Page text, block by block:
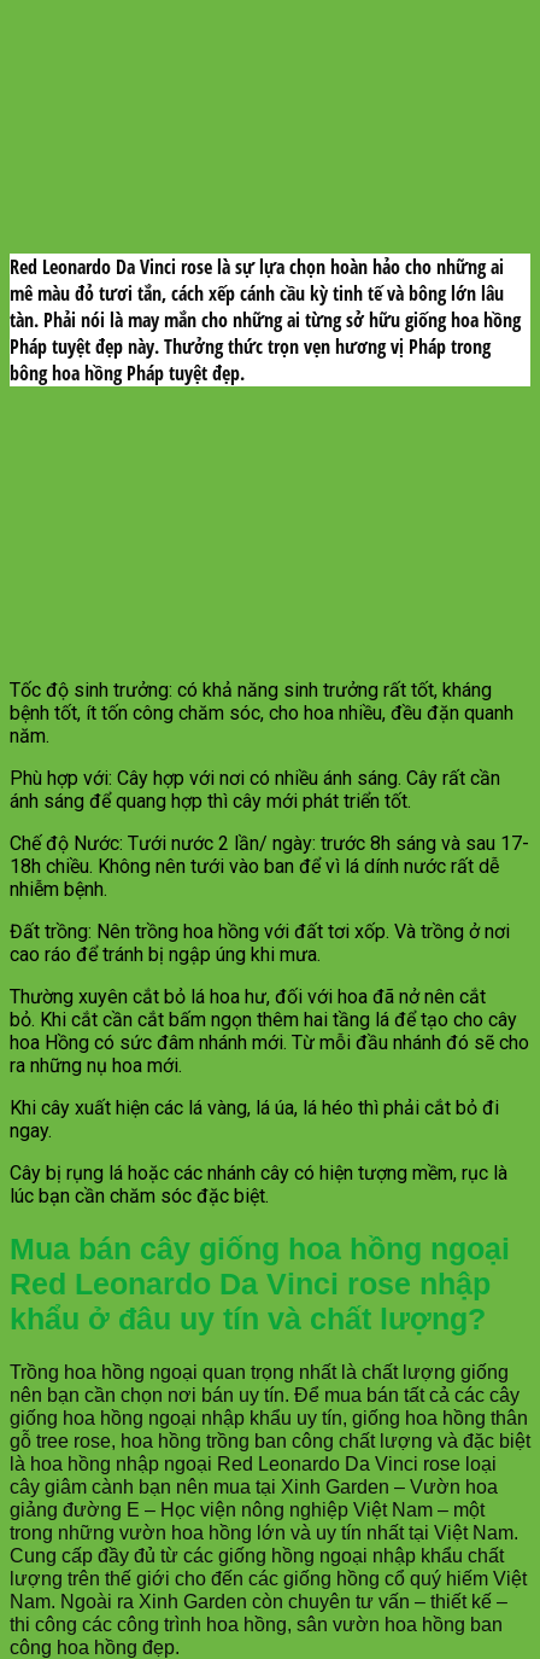
Red Leonardo Da Vinci rose là sự lựa chọn hoàn hảo cho những ai
mê màu đỏ tươi tắn, cách xếp cánh cầu kỳ tinh tế và bông lớn lâu
tàn. Phải nói là may mắn cho những ai từng sở hữu giống hoa hồng
Pháp tuyệt đẹp này. Thưởng thức trọn vẹn hương vị Pháp trong
bông hoa hồng Pháp tuyệt đẹp.
Tốc độ sinh trưởng: có khả năng sinh trưởng rất tốt, kháng
bệnh tốt, ít tốn công chăm sóc, cho hoa nhiều, đều đặn quanh
năm.
Phù hợp với: Cây hợp với nơi có nhiều ánh sáng. Cây rất cần
ánh sáng để quang hợp thì cây mới phát triển tốt.
Chế độ Nước: Tưới nước 2 lần/ ngày: trước 8h sáng và sau 17-
18h chiều. Không nên tưới vào ban để vì lá dính nước rất dễ
nhiễm bệnh.
Đất trồng: Nên trồng hoa hồng với đất tơi xốp. Và trồng ở nơi
cao ráo để tránh bị ngập úng khi mưa.
Thường xuyên cắt bỏ lá hoa hư, đối với hoa đã nở nên cắt
bỏ. Khi cắt cần cắt bấm ngọn thêm hai tầng lá để tạo cho cây
hoa Hồng có sức đâm nhánh mới. Từ mỗi đầu nhánh đó sẽ cho
ra những nụ hoa mới.
Khi cây xuất hiện các lá vàng, lá úa, lá héo thì phải cắt bỏ đi
ngay.
Cây bị rụng lá hoặc các nhánh cây có hiện tượng mềm, rục là
lúc bạn cần chăm sóc đặc biệt.
Mua bán cây giống hoa hồng ngoại
Red Leonardo Da Vinci rose nhập
khẩu ở đâu uy tín và chất lượng?
Trồng hoa hồng ngoại quan trọng nhất là chất lượng giống
nên bạn cần chọn nơi bán uy tín. Để mua bán tất cả các cây
giống hoa hồng ngoại nhập khẩu uy tín, giống hoa hồng thân
gỗ tree rose, hoa hồng trồng ban công chất lượng và đặc biệt
là hoa hồng nhập ngoại Red Leonardo Da Vinci rose loại
cây giâm cành bạn nên mua tại Xinh Garden – Vườn hoa
giảng đường E – Học viện nông nghiệp Việt Nam – một
trong những vườn hoa hồng lớn và uy tín nhất tại Việt Nam.
Cung cấp đầy đủ từ các giống hồng ngoại nhập khẩu chất
lượng trên thế giới cho đến các giống hồng cổ quý hiếm Việt
Nam. Ngoài ra Xinh Garden còn chuyên tư vấn – thiết kế –
thi công các công trình hoa hồng, sân vườn hoa hồng ban
công hoa hồng đẹp.